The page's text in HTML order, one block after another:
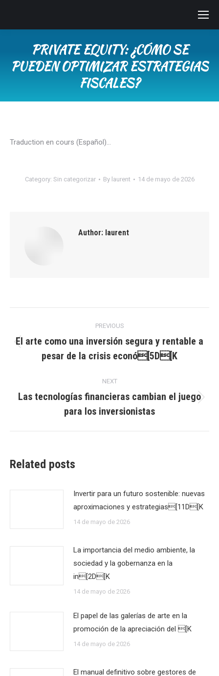
PRIVATE EQUITY: ¿CÓMO SE
PUEDEN OPTIMIZAR ESTRATEGIAS
FISCALES?
Traduction en cours (Español)…
Category: Sin categorizar By laurent 14 de mayo de 2026
Author: laurent
navigation
PREVIOUS
Previous
post:
El arte como una inversión segura y rentable a
pesar de la crisis econó[5D[K
NEXT
post:
Las tecnologías financieras cambian el juego
para los inversionistas
Related posts
Invertir para un futuro sostenible: nuevas
aproximaciones y estrategias[11D[K
14 de mayo de 2026
La importancia del medio ambiente, la
sociedad y la gobernanza en la
in[2D[K
14 de mayo de 2026
El papel de las galerías de arte en la
promoción de la apreciación del [K
14 de mayo de 2026
El manual definitivo sobre gestores de